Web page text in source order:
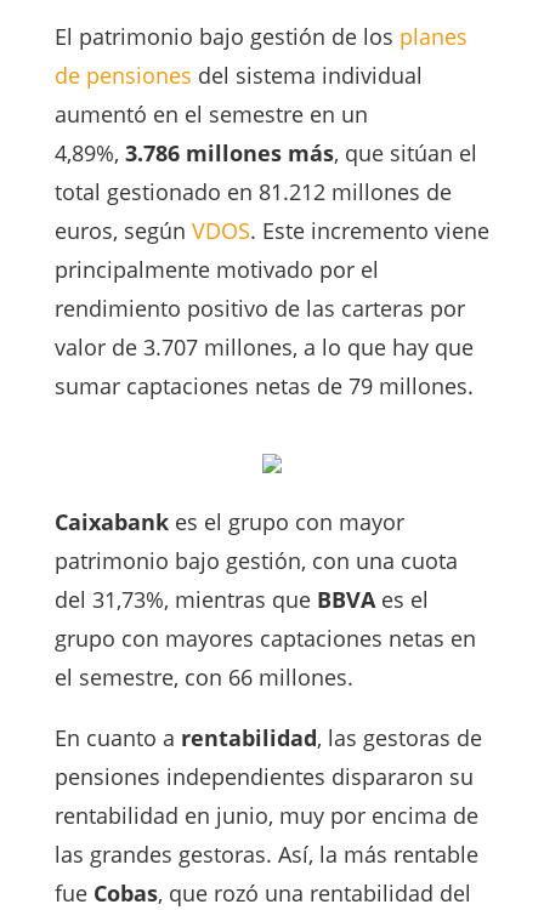
El patrimonio bajo gestión de los planes
de pensiones del sistema individual
aumentó en el semestre en un
4,89%, 3.786 millones más, que sitúan el
total gestionado en 81.212 millones de
euros, según VDOS. Este incremento viene
principalmente motivado por el
rendimiento positivo de las carteras por
valor de 3.707 millones, a lo que hay que
sumar captaciones netas de 79 millones.
Caixabankes el grupo con mayor
patrimonio bajo gestión, con una cuota
del 31,73%, mientras que BBVAes el
grupo con mayores captaciones netas en
el semestre, con 66 millones.
En cuanto a rentabilidad, las gestoras de
pensiones independientes dispararon su
rentabilidad en junio, muy por encima de
las grandes gestoras. Así, la más rentable
fue Cobas, que rozó una rentabilidad del